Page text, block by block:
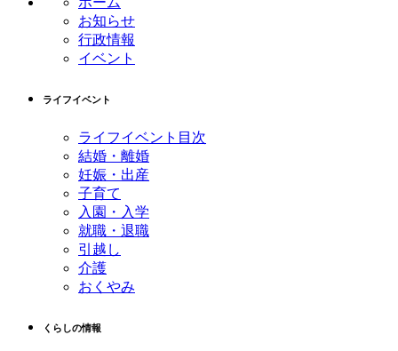
お知らせ
行政情報
イベント
ライフイベント
ライフイベント目次
結婚・離婚
妊娠・出産
子育て
入園・入学
就職・退職
引越し
介護
おくやみ
くらしの情報